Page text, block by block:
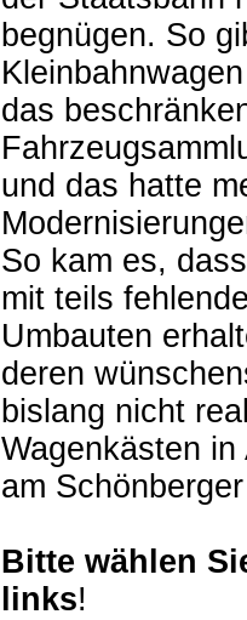
begnügen. So
das
und das hatte
So kam es,
mit teils
Umbauten
deren
bislang nicht
Wagenkästen
am
Bitte wählen
links!